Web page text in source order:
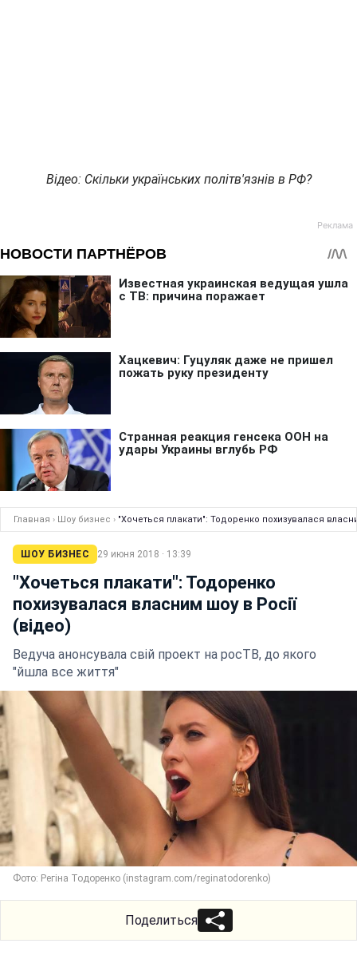
Відео: Скільки українських політв'язнів в РФ?
Главная › Шоу бизнес › "Хочеться плакати": Тодоренко похизувалася
ШОУ БИЗНЕС 29 июня 2018 · 13:39
"Хочеться плакати": Тодоренко
похизувалася власним шоу в Росії
(відео)
Ведуча анонсувала свій проект на росТВ, до якого
"йшла все життя"
Фото: Регіна Тодоренко (instagram.com/reginatodorenko)
Поделиться